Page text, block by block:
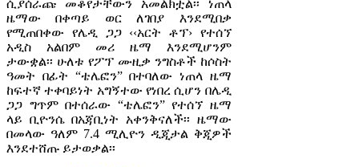
ሲያሰራጩ መቆየታቸውን አመልክቷል፡፡ ነጠላ
ዜማው በቀጣይ ወር ለገበያ እንደሚበቃ
የሚጠበቀው የሌዲ ጋጋ ‹‹አርት ቶፕ› የተሰኘ
አዲስ አልበም መሪ ዜማ እንደሚሆንም
ታውቋል፡፡ ሁለቱ የፖፕ ሙዚቃ ንግስቶች ከሶስት
ዓመት በፊት “ቴሌፎን” በተባለው ነጠላ ዜማ
ከፍተኛ ተቀባይነት አግኝተው የነበረ ሲሆን በሌዲ
ጋጋ ግጥም በተሰራው “ቴሌፎን” የተሰኘ ዜማ
ላይ ቢዮንሴ በአጃቢነት አቀንቅናለች፡፡ ዜማው
በመላው ዓለም 7.4 ሚሊዮን ዲጂታል ቅጂዎች
እንደተሸጡ ይታወቃል፡፡